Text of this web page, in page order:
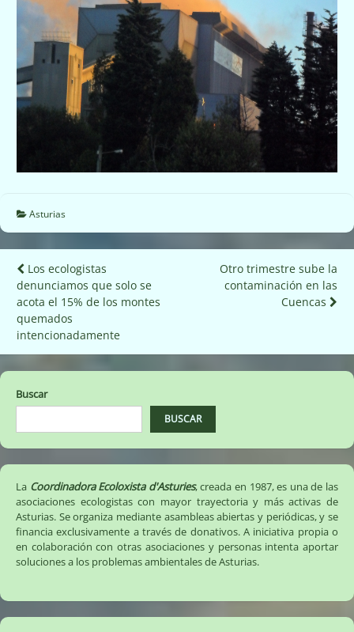
Asturias
Navegación
de
entradas
Los ecologistas
denunciamos que solo se
acota el 15% de los montes
quemados
intencionadamente
Otro trimestre sube la
contaminación en las
Cuencas
Buscar
BUSCAR
La Coordinadora Ecoloxista d'Asturies, creada en 1987, es una de las
asociaciones ecologistas con mayor trayectoria y más activas de
Asturias. Se organiza mediante asambleas abiertas y periódicas, y se
financia exclusivamente a través de donativos. A iniciativa propia o
en colaboración con otras asociaciones y personas intenta aportar
soluciones a los problemas ambientales de Asturias.